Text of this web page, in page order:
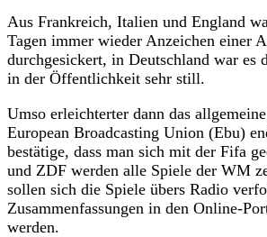
Aus Frankreich, Italien und England
Tagen immer wieder Anzeichen einer
durchgesickert, in Deutschland war es
in der Öffentlichkeit sehr still.
Umso erleichterter dann das
European Broadcasting Union (Ebu)
bestätige, dass man sich mit der Fifa
und ZDF werden alle Spiele der WM
sollen sich die Spiele übers Radio
Zusammenfassungen in den Online-
werden.